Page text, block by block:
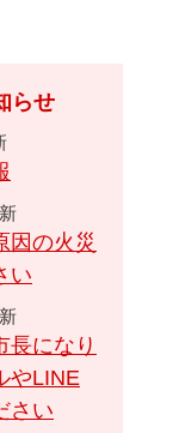
らせ
因の火災
い
長になり
やLINE
さい